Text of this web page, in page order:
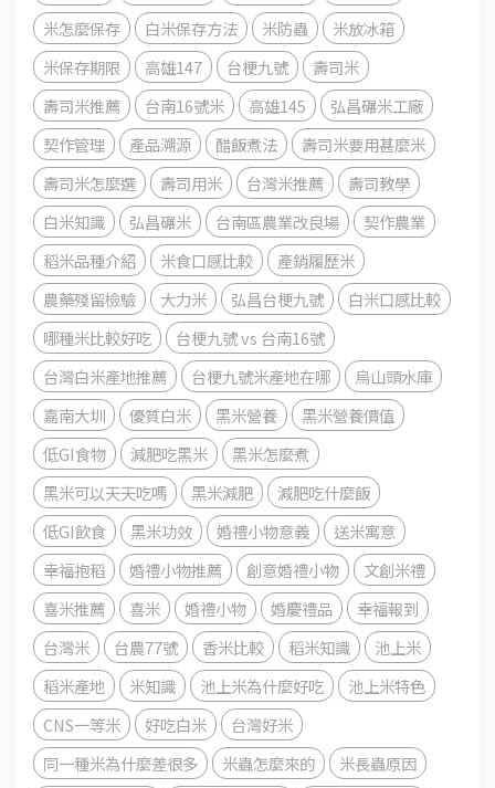
米怎麼保存
白米保存方法 米防蟲
米放冰箱
米保存期限
高雄147 台梗九號
壽司米
壽司米推薦
台南16號米 高雄145
弘昌碾米工廠
契作管理
產品溯源 醋飯煮法
壽司米要用甚麼米
壽司米怎麼選
壽司用米 台灣米推薦
壽司教學
白米知識
弘昌碾米 台南區農業改良場
契作農業
稻米品種介紹
米食口感比較
產銷履歷米
農藥殘留檢驗
大力米 弘昌台梗九號
白米口感比較
哪種米比較好吃
台梗九號 vs 台南16號
台灣白米產地推薦
台梗九號米產地在哪
烏山頭水庫
嘉南大圳
優質白米 黑米營養
黑米營養價值
低GI食物
減肥吃黑米
黑米怎麼煮
黑米可以天天吃嗎
黑米減肥
減肥吃什麼飯
低GI飲食
黑米功效 婚禮小物意義
送米寓意
幸福抱稻
婚禮小物推薦 創意婚禮小物
文創米禮
喜米推薦
喜米 婚禮小物 婚慶禮品
幸福報到
台灣米
台農77號 香米比較 稻米知識
池上米
稻米產地
米知識 池上米為什麼好吃
池上米特色
CNS一等米
好吃白米
台灣好米
同一種米為什麼差很多
米蟲怎麼來的
米長蟲原因